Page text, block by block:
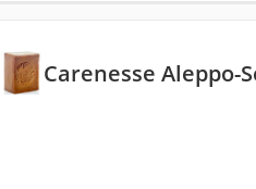
Carenesse Aleppo-